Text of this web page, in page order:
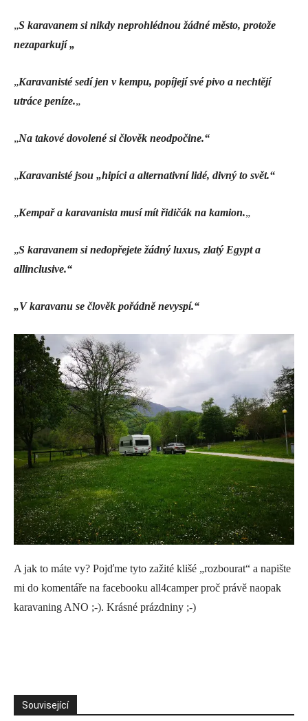
„S karavanem si nikdy neprohlédnou žádné město, protože
nezaparkují „
„Karavanisté sedí jen v kempu, popíjejí své pivo a nechtějí
utráce peníze.„
„Na takové dovolené si člověk neodpočine.“
„Karavanisté jsou „hipíci a alternativní lidé, divný to svět.“
„Kempař a karavanista musí mít řidičák na kamion.„
„S karavanem si nedopřejete žádný luxus, zlatý Egypt a
allinclusive.“
„V karavanu se člověk pořádně nevyspí.“
A jak to máte vy? Pojďme tyto zažité klišé „rozbourat“ a napište
mi do komentáře na facebooku all4camper proč právě naopak
karavaning ANO ;-). Krásné prázdniny ;-)
Související